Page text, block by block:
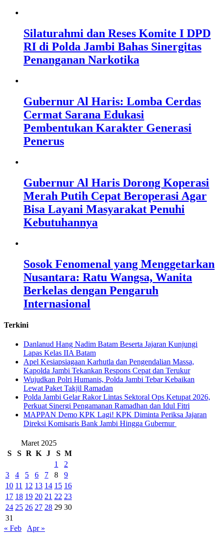
Silaturahmi dan Reses Komite I DPD
RI di Polda Jambi Bahas Sinergitas
Penanganan Narkotika
Gubernur Al Haris: Lomba Cerdas
Cermat Sarana Edukasi
Pembentukan Karakter Generasi
Penerus
Gubernur Al Haris Dorong Koperasi
Merah Putih Cepat Beroperasi Agar
Bisa Layani Masyarakat Penuhi
Kebutuhannya
Sosok Fenomenal yang Menggetarkan
Nusantara: Ratu Wangsa, Wanita
Berkelas dengan Pengaruh
Internasional
Terkini
Danlanud Hang Nadim Batam Beserta Jajaran Kunjungi
Lapas Kelas IIA Batam
Apel Kesiapsiagaan Karhutla dan Pengendalian Massa,
Kapolda Jambi Tekankan Respons Cepat dan Terukur
Wujudkan Polri Humanis, Polda Jambi Tebar Kebaikan
Lewat Paket Takjil Ramadan
Polda Jambi Gelar Rakor Lintas Sektoral Ops Ketupat 2026,
Perkuat Sinergi Pengamanan Ramadhan dan Idul Fitri
‎MAPPAN Demo KPK Lagi! KPK Diminta Periksa Jajaran
Direksi Komisaris Bank Jambi Hingga Gubernur ‎
Maret 2025
S
S R K J S M
1
2
3
4 5 6 7 8
9
10 11 12 13 14 15 16
17 18 19 20 21 22 23
24 25 26 27 28 29 30
31
« Feb
Apr »